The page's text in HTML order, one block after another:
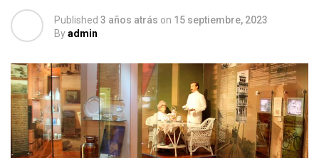
Published 3 años atrás on 15 septiembre, 2023
Byadmin